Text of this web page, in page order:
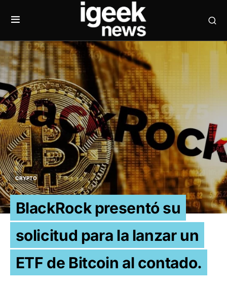
CRYPTO
BlackRock presentó su
solicitud para la lanzar un
ETF de Bitcoin al contado.